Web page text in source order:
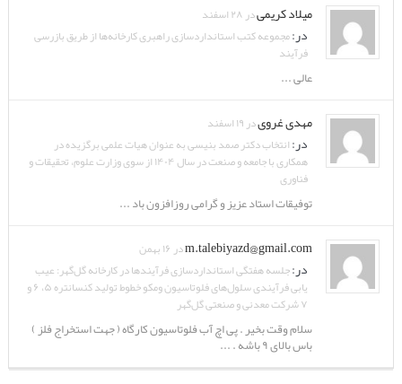
میلاد کریمیدر ۲۸ اسفند
در:مجموعه کتب استانداردسازی راهبری کارخانه‌ها از طریق بازرسی
فرآیند
عالی ...
مهدی غرویدر ۱۹ اسفند
در:انتخاب دکتر صمد بنیسی به عنوان هیات علمی برگزیده در
همکاری با جامعه و صنعت در سال ۱۴۰۴ از سوی وزارت علوم، تحقیقات و
فناوری
توفیقات استاد عزیز و گرامی روزافزون باد ...
m.talebiyazd@gmail.comدر ۱۶ بهمن
در:جلسه هفتگی استانداردسازی فرآیندها در کارخانه گل‌گهر: عیب
یابی فرآیندی سلول‌های فلوتاسیون ومکو خطوط تولید کنسانتره ۵، ۶ و
۷ شرکت معدنی و صنعتی گل‌گهر
سلام وقت بخیر . پی اچ آب فلوتاسیون کارگاه ( جهت استخراج فلز )
باس بالای ۹ باشه . ...